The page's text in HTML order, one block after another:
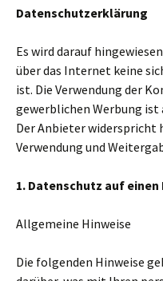
Datenschutzerklärung
Es wird darauf
über das Internet keine
ist. Die Verwendung der
gewerblichen Werbung
Der Anbieter
Verwendung und
1. Datenschutz auf einen
Allgemeine Hinweise
Die folgenden Hinweise